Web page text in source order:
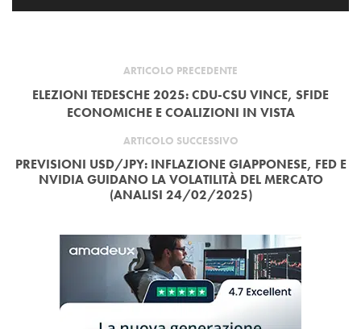
ARTICOLO PRECEDENTE
ELEZIONI TEDESCHE 2025: CDU-CSU VINCE, SFIDE
ECONOMICHE E COALIZIONI IN VISTA
ARTICOLO SUCCESSIVO
PREVISIONI USD/JPY: INFLAZIONE GIAPPONESE, FED E
NVIDIA GUIDANO LA VOLATILITÀ DEL MERCATO
(ANALISI 24/02/2025)